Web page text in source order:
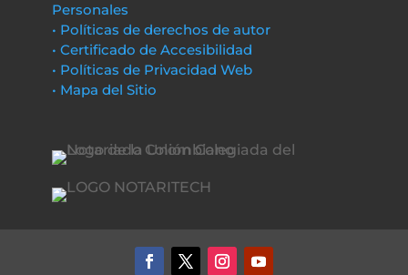
Personales
• Políticas de derechos de autor
• Certificado de Accesibilidad
• Políticas de Privacidad Web
• Mapa del Sitio